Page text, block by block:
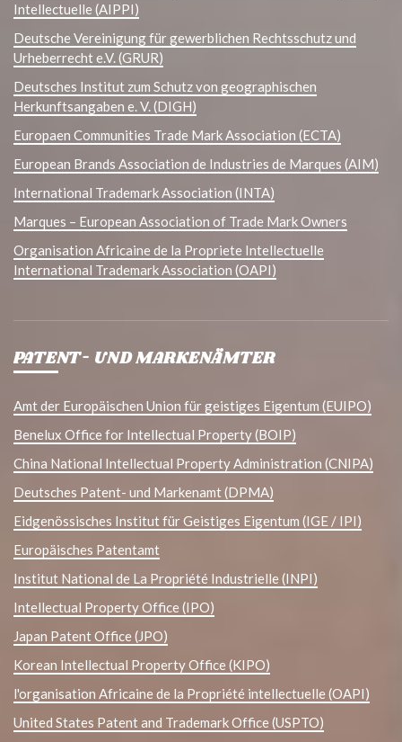
Intellectuelle (AIPPI)
Deutsche Vereinigung für gewerblichen Rechtsschutz und
Urheberrecht e.V. (GRUR)
Deutsches Institut zum Schutz von geographischen
Herkunftsangaben e. V. (DIGH)
Europaen Communities Trade Mark Association (ECTA)
European Brands Association de Industries de Marques (AIM)
International Trademark Association (INTA)
Marques – European Association of Trade Mark Owners
Organisation Africaine de la Propriete Intellectuelle
International Trademark Association (OAPI)
PATENT- UND MARKENÄMTER
Amt der Europäischen Union für geistiges Eigentum (EUIPO)
Benelux Office for Intellectual Property (BOIP)
China National Intellectual Property Administration (CNIPA)
Deutsches Patent- und Markenamt (DPMA)
Eidgenössisches Institut für Geistiges Eigentum (IGE / IPI)
Europäisches Patentamt
Institut National de La Propriété Industrielle (INPI)
Intellectual Property Office (IPO)
Japan Patent Office (JPO)
Korean Intellectual Property Office (KIPO)
l'organisation Africaine de la Propriété intellectuelle (OAPI)
United States Patent and Trademark Office (USPTO)